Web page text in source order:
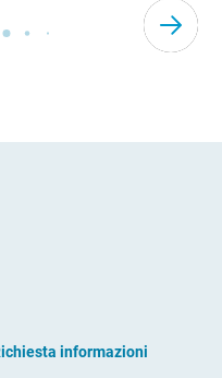
informazioni